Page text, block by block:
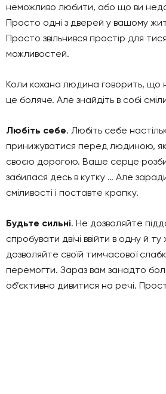
неможливо любити, або що ви
Просто одні з дверей у вашому
Просто звільнився простір для
можливостей.
Коли кохана людина говорить, що
це боляче. Але знайдіть в собі
Любіть себе. Любіть себе
принижуватися перед людиною,
своєю дорогою. Ваше серце
забилася десь в кутку … Але
сміливості і поставте крапку.
Будьте сильні. Не дозволяйте
спробувати двічі ввійти в одну й ту
дозволяйте своїй тимчасової
перемогти. Зараз вам занадто
об’єктивно дивитися на речі.